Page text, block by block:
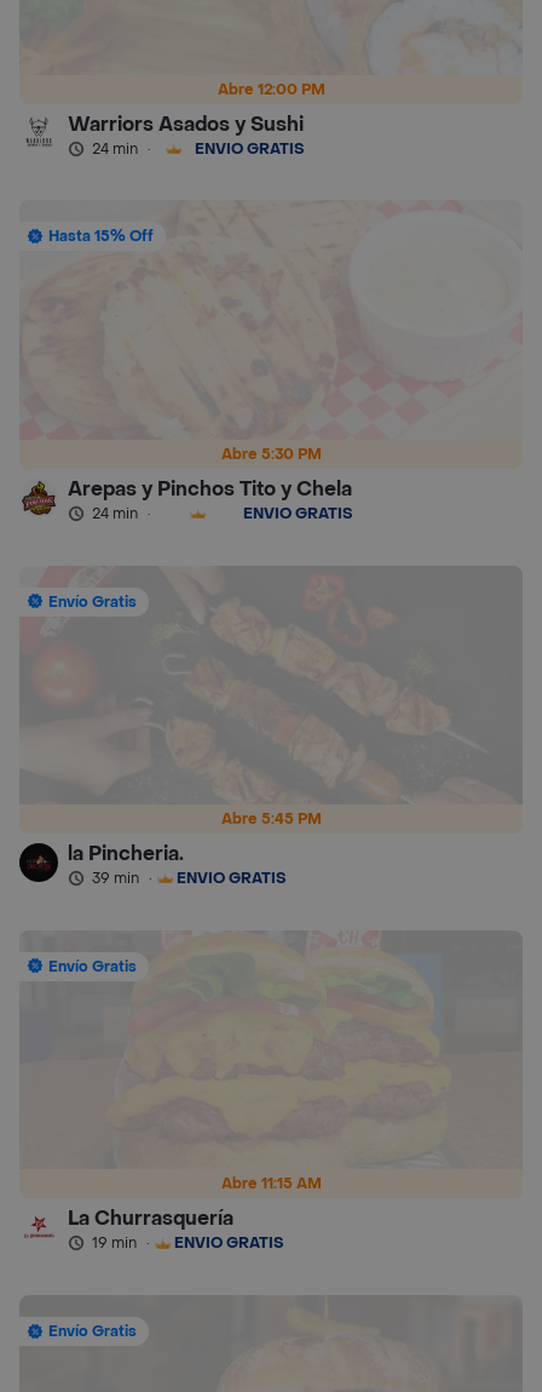
Abre 12:00 PM
Warriors Asados y Sushi
24 min · ENVÍO GRATIS
Abre 5:30 PM
Hasta 15% Off
Arepas y Pinchos Tito y Chela
24 min · ENVÍO GRATIS
Abre 5:45 PM
Envío Gratis
la Pincheria.
39 min · ENVÍO GRATIS
Abre 11:15 AM
Envío Gratis
La Churrasquería
19 min · ENVÍO GRATIS
Envío Gratis